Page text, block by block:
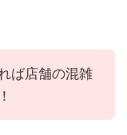
ば店舗の混雑